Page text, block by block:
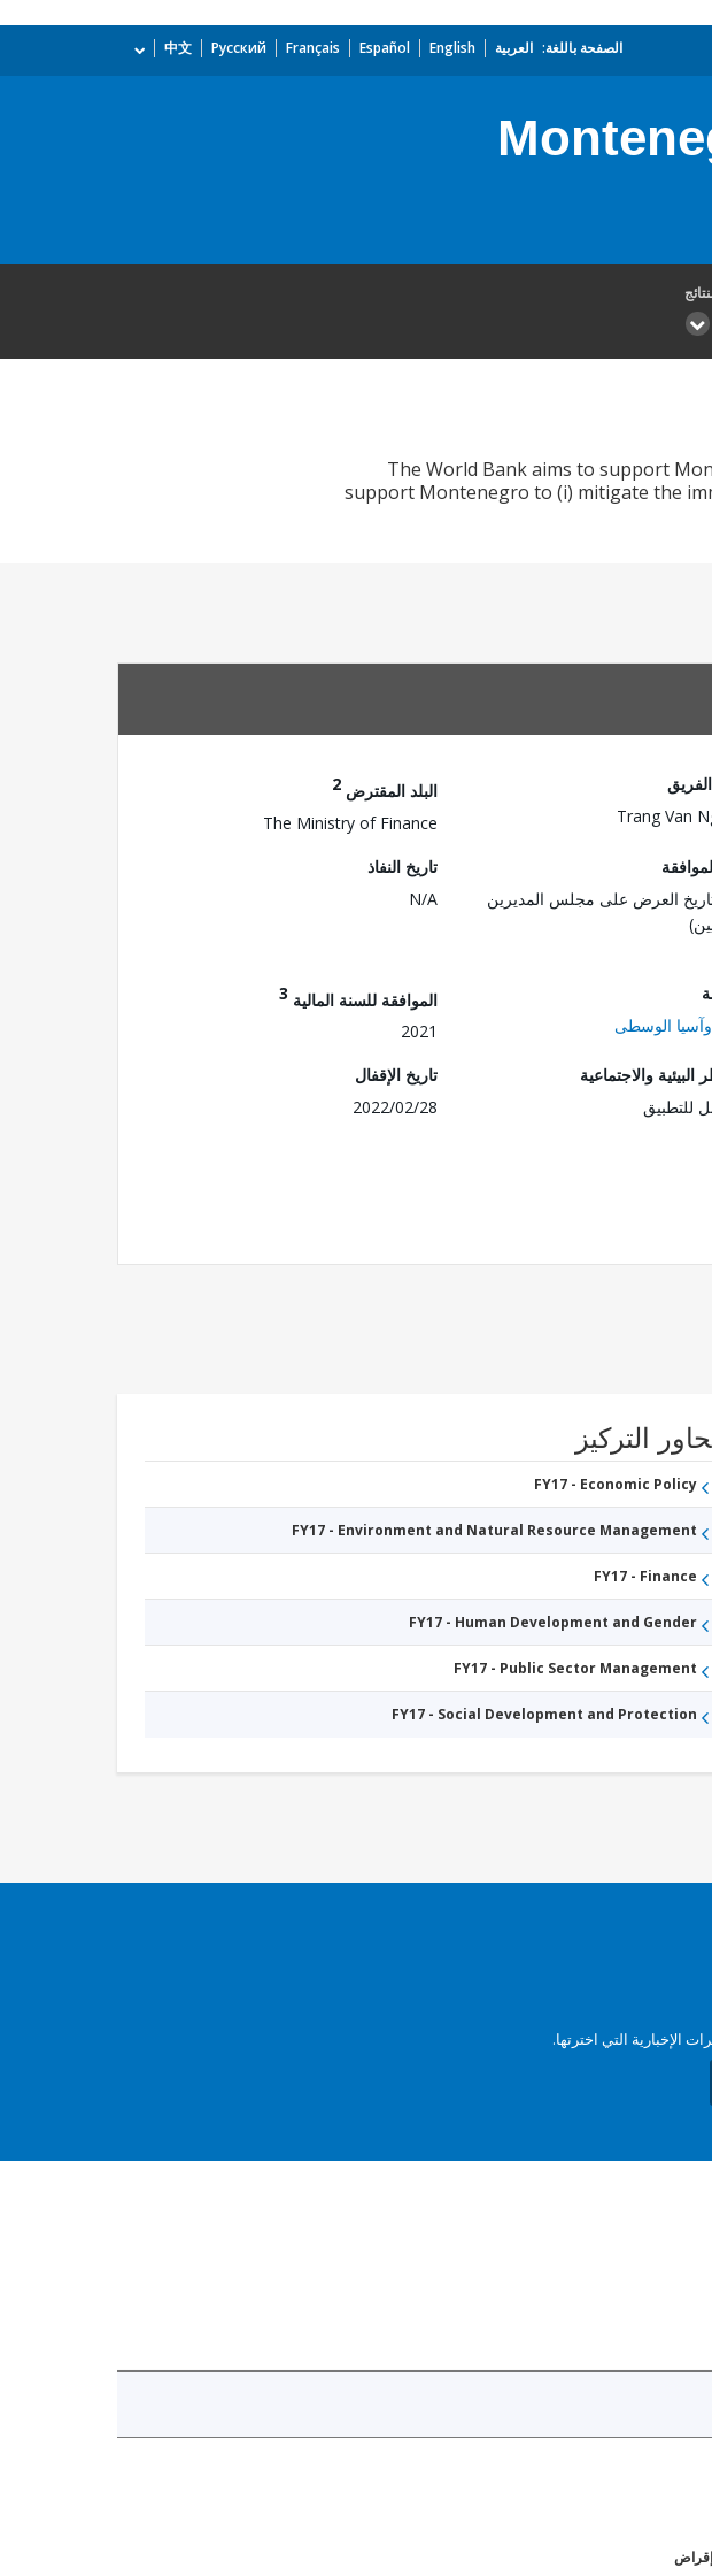
الصفحة باللغة: العربية English
Español
Français
Русский
中文
The World Bank aims to support
support Montenegro to (i) mitigate the
Trang Van
البلد المقترض 2
The Ministry of Finance
العرض على مجلس المديرين
تاريخ النفاذ
N/A
وآسيا الوسطى
الموافقة للسنة المالية 3
2021
البيئية والاجتماعية
للتطبيق
تاريخ الإقفال
2022/02/28
التركيز
FY17 - Economic Policy
FY17 - Environment and Natural Resource Management
FY17 - Finance
FY17 - Human Development and Gender
FY17 - Public Sector Management
FY17 - Social Development and Protection
الإخبارية التي اخترتها.
إقراض